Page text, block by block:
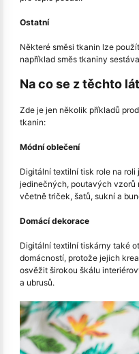
Ostatní
Některé směsi tkanin lze
například směs tkaniny
Na co se z těchto
Zde je jen několik příkladů
tkanin:
Módní oblečení
Digitální textilní tisk role na
jedinečných, poutavých vzorů
včetně triček, šatů, sukní a
Domácí dekorace
Digitální textilní tiskárny také
domácností, protože jejich
osvěžit širokou škálu
a ubrusů.